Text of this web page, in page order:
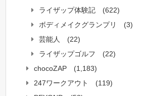
ライザップ体験記
(622)
ボディメイクグランプリ
(3)
芸能人
(22)
ライザップゴルフ
(22)
chocoZAP
(1,183)
247ワークアウト
(119)